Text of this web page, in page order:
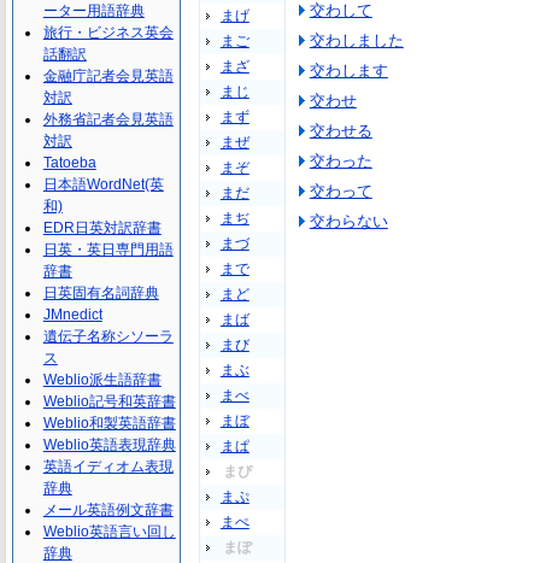
まげ
まご
まざ
まじ
まず
まぜ
まぞ
まだ
まぢ
まづ
まで
まど
まば
まび
まぶ
まべ
まぼ
まぱ
まぴ
まぷ
まぺ
まぽ
交わして
交わしました
交わします
交わせ
交わせる
交わった
交わって
交わらない
ーター用語辞典
旅行・ビジネス英会
話翻訳
金融庁記者会見英語
対訳
外務省記者会見英語
対訳
Tatoeba
日本語WordNet(英
和)
EDR日英対訳辞書
日英・英日専門用語
辞書
日英固有名詞辞典
JMnedict
遺伝子名称シソーラ
ス
Weblio派生語辞書
Weblio記号和英辞書
Weblio和製英語辞書
Weblio英語表現辞典
英語イディオム表現
辞典
メール英語例文辞書
Weblio英語言い回し
辞典